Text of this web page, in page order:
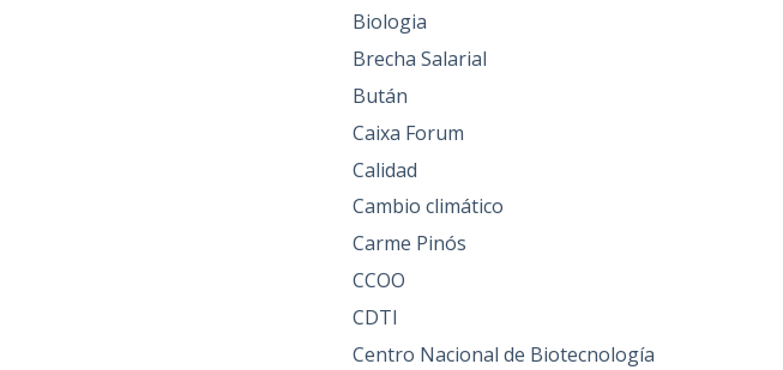
Biologia
Brecha Salarial
Bután
Caixa Forum
Calidad
Cambio climático
Carme Pinós
CCOO
CDTI
Centro Nacional de Biotecnología